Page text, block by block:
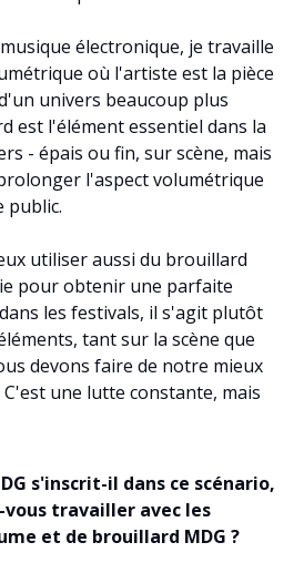
électronique, je travaille
où l'artiste est la pièce
univers beaucoup plus
est l'élément essentiel dans la
- épais ou fin, sur scène, mais
l'aspect volumétrique
public.
utiliser aussi du brouillard
pour obtenir une parfaite
les festivals, il s'agit plutôt
tant sur la scène que
devons faire de notre mieux
une lutte constante, mais
s'inscrit-il dans ce scénario,
travailler avec les
et de brouillard MDG ?